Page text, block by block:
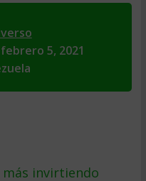
5, 2021
más invirtiendo